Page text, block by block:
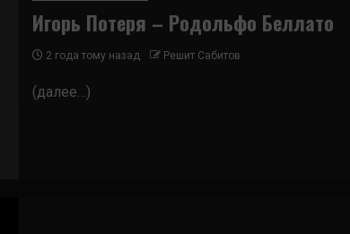
Игорь Потеря – Родольфо Беллато
2 года тому назад Решит Сабитов
(далее…)